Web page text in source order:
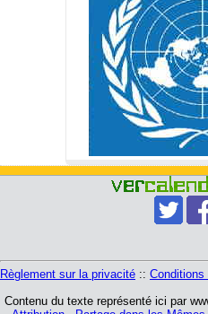
Règlement sur la privacité :: Conditions
Contenu du texte représenté ici par